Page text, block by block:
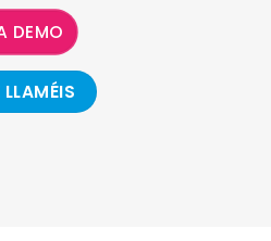
DEMO
LLAMÉIS